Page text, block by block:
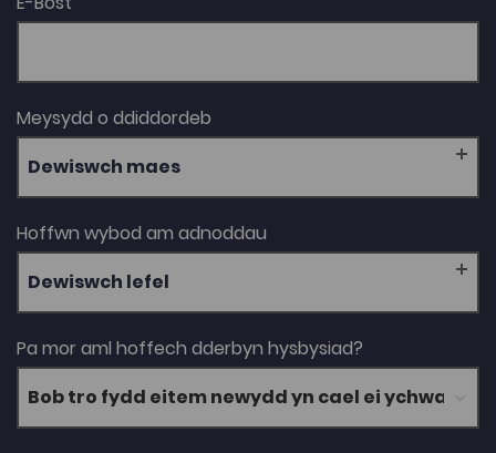
Meysydd o ddiddordeb
Dewiswch maes
Hoffwn wybod am adnoddau
Dewiswch lefel
Pa mor aml hoffech dderbyn hysbysiad?